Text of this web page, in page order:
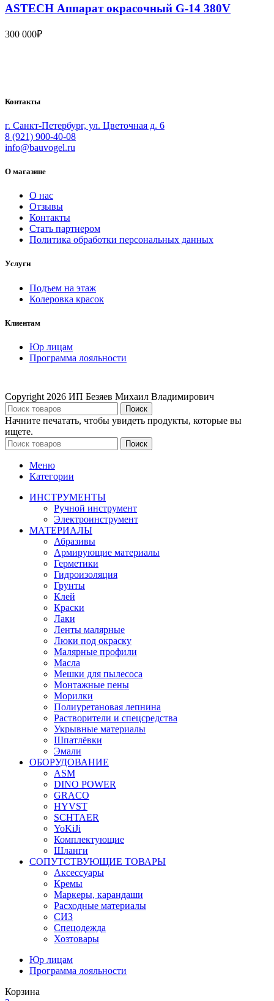
ASTECH Аппарат окрасочный G-14 380V
300 000₽
Контакты
г. Санкт-Петербург, ул. Цветочная д. 6
8 (921) 900-40-08
info@bauvogel.ru
О магазине
О нас
Отзывы
Контакты
Стать партнером
Политика обработки персональных данных
Услуги
Подъем на этаж
Колеровка красок
Клиентам
Юр лицам
Программа лояльности
Copyright 2026 ИП Безяев Михаил Владимирович
Поиск
Начните печатать, чтобы увидеть продукты, которые вы
ищете.
Поиск
Меню
Категории
ИНСТРУМЕНТЫ
Ручной инструмент
Электроинструмент
МАТЕРИАЛЫ
Абразивы
Армирующие материалы
Герметики
Гидроизоляция
Грунты
Клей
Краски
Лаки
Ленты малярные
Люки под окраску
Малярные профили
Масла
Мешки для пылесоса
Монтажные пены
Морилки
Полиуретановая лепнина
Растворители и спецсредства
Укрывные материалы
Шпатлёвки
Эмали
ОБОРУДОВАНИЕ
ASM
DINO POWER
GRACO
HYVST
SCHTAER
YoKiJi
Комплектующие
Шланги
СОПУТСТВУЮЩИЕ ТОВАРЫ
Аксессуары
Кремы
Маркеры, карандаши
Расходные материалы
СИЗ
Спецодежда
Хозтовары
Юр лицам
Программа лояльности
Корзина